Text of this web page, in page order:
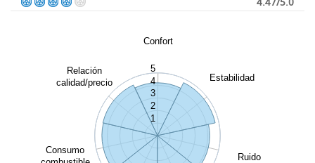
4.47/5.0
Confort
Estabilidad
Ruido
Consumo
Relación
calidad/precio
1
2
3
4
5